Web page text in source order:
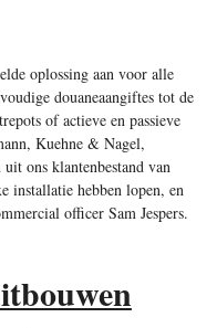
oplossing aan voor alle
douaneaangiftes tot de
of actieve en passieve
Kuehne & Nagel,
ons klantenbestand van
installatie hebben lopen, en
officer Sam Jespers.